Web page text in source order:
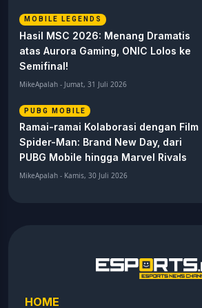
MOBILE LEGENDS
Hasil MSC 2026: Menang Dramatis
atas Aurora Gaming, ONIC Lolos ke
Semifinal!
MikeApalah - Jumat, 31 Juli 2026
PUBG MOBILE
Ramai-ramai Kolaborasi dengan Film
Spider-Man: Brand New Day, dari
PUBG Mobile hingga Marvel Rivals
MikeApalah - Kamis, 30 Juli 2026
HOME